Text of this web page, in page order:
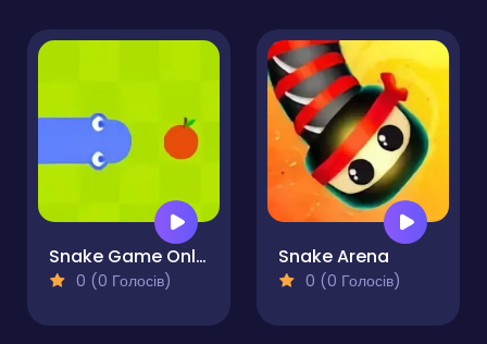
Snake Game Online
0 (0 Голосів)
Snake Arena
0 (0 Голосів)